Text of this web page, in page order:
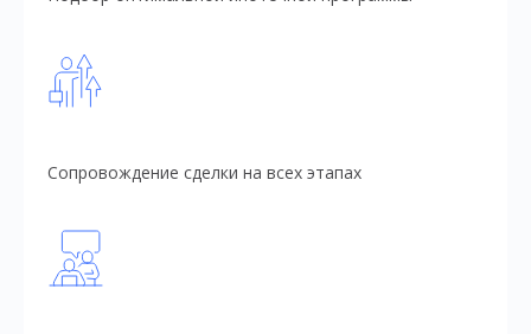
Сопровождение сделки на всех этапах